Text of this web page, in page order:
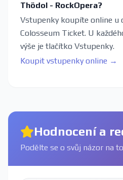
Thödol - RockOpera?
Vstupenky koupíte online u
Colosseum Ticket. U
výše je tlačítko Vstupenky.
Koupit vstupenky online →
Hodnocení a
Podělte se o svůj názor na